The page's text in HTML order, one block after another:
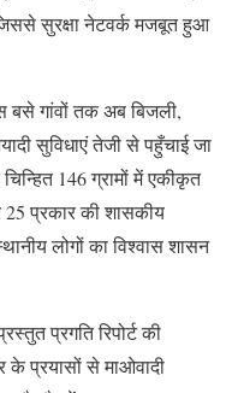
सुरक्षा नेटवर्क मजबूत हुआ
बसे गांवों तक अब बिजली,
सुविधाएं तेजी से पहुँचाई जा
146 ग्रामों में एकीकृत
प्रकार की शासकीय
लोगों का विश्वास शासन
प्रगति रिपोर्ट की
के प्रयासों से माओवादी